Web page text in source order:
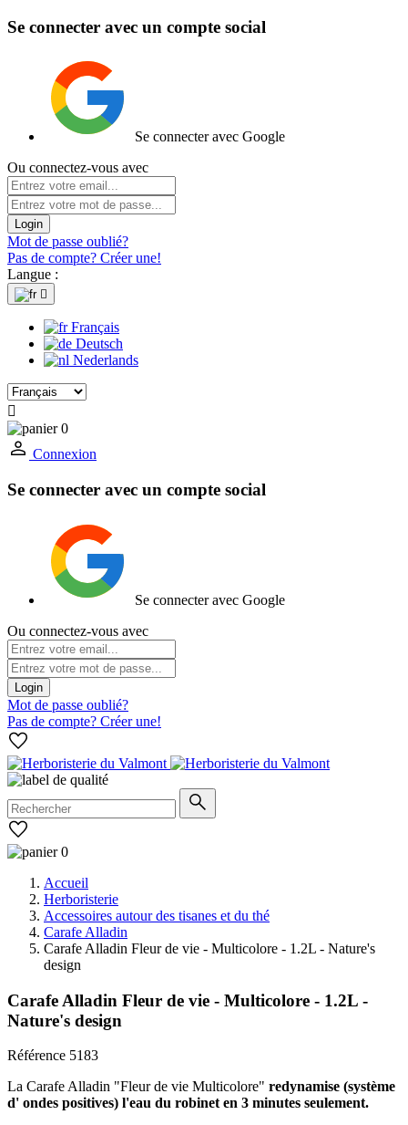
Se connecter avec un compte social
Se connecter avec Google
Ou connectez-vous avec
Login
Mot de passe oublié?
Pas de compte? Créer une!
Langue :

Français
Deutsch
Nederlands

0
Connexion
Se connecter avec un compte social
Se connecter avec Google
Ou connectez-vous avec
Login
Mot de passe oublié?
Pas de compte? Créer une!
0
Accueil
Herboristerie
Accessoires autour des tisanes et du thé
Carafe Alladin
Carafe Alladin Fleur de vie - Multicolore - 1.2L - Nature's
design
Carafe Alladin Fleur de vie - Multicolore - 1.2L -
Nature's design
Référence 5183
La Carafe Alladin "Fleur de vie Multicolore" redynamise (système
d' ondes positives) l'eau du robinet en 3 minutes seulement.